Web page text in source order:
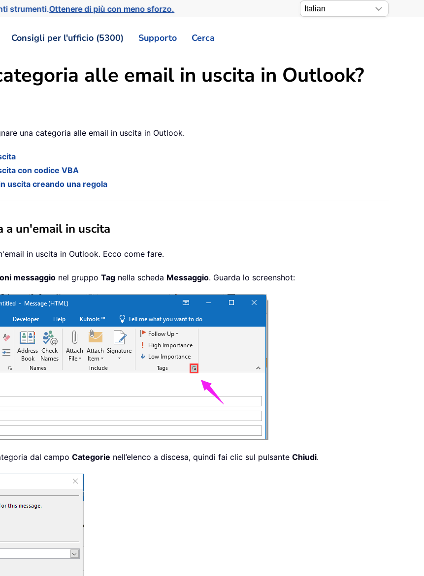
strumenti.Ottenere di più con meno sforzo.
Consigli per l'ufficio (5300) Supporto Cerca
alle email in uscita in Outlook?
una categoria alle email in uscita in Outlook.
con codice VBA
uscita creando una regola
a un'email in uscita
in uscita in Outlook. Ecco come fare.
messaggio nel gruppo Tag nella scheda Messaggio. Guarda lo screenshot:
dal campo Categorie nell’elenco a discesa, quindi fai clic sul pulsante Chiudi.